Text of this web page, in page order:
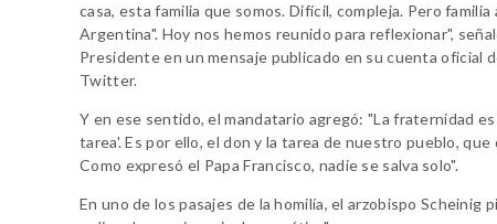
casa, esta familia que somos. Difícil, compleja. Pero familia
Argentina". Hoy nos hemos reunido para reflexionar",
Presidente en un mensaje publicado en su cuenta oficial
Twitter.
Y en ese sentido, el mandatario agregó: "La fraternidad
tarea'. Es por ello, el don y la tarea de nuestro pueblo,
Como expresó el Papa Francisco, nadie se salva solo".
En uno de los pasajes de la homilía, el arzobispo